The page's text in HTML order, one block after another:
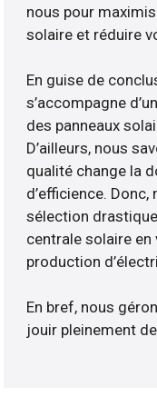
nous pour
solaire et réduire
En guise de
s’accompagne
des panneaux
D’ailleurs, nous
qualité change la
d’efficience.
sélection
centrale solaire en
production
En bref, nous
jouir pleinement